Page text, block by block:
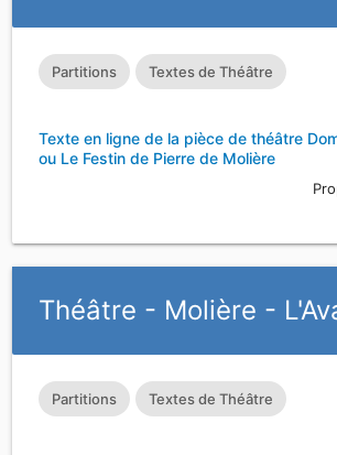
Partitions Textes de Théâtre
Texte en ligne de la pièce de théâtre
ou Le Festin de Pierre de Molière
Théâtre - Molière -
Partitions Textes de Théâtre